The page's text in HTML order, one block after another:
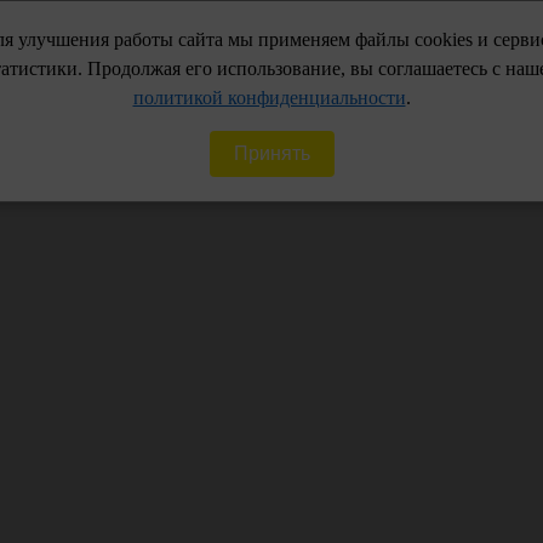
Доп. офисы г.
Советская:+7
улучшения работы сайта мы применяем файлы cookies и
Продолжая его использование, вы соглашаетесь с
политикой конфиденциальности.
Принять